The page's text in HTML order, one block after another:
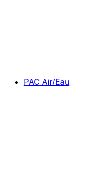
PAC Air/Eau